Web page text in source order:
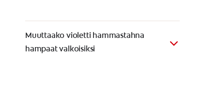
Muuttaako violetti hammastahna
hampaat valkoisiksi